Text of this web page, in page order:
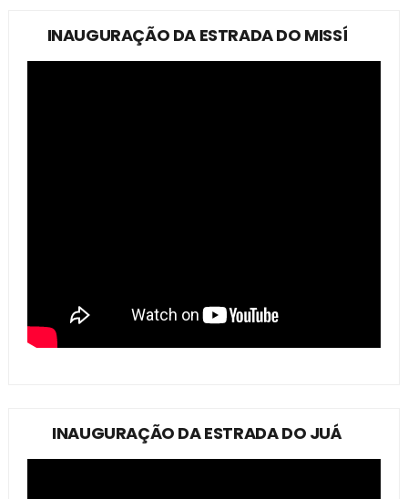
INAUGURAÇÃO DA ESTRADA DO MISSÍ
INAUGURAÇÃO DA ESTRADA DO JUÁ